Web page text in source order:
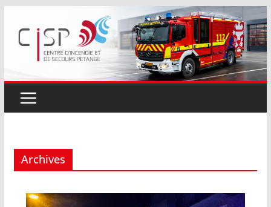
contenu
Archives